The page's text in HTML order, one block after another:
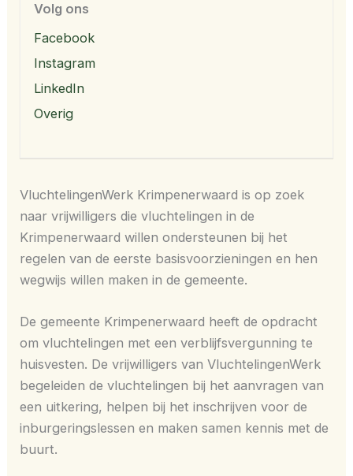
Volg ons
Facebook
Instagram
LinkedIn
Overig
VluchtelingenWerk Krimpenerwaard is op zoek
naar vrijwilligers die vluchtelingen in de
Krimpenerwaard willen ondersteunen bij het
regelen van de eerste basisvoorzieningen en hen
wegwijs willen maken in de gemeente.
De gemeente Krimpenerwaard heeft de opdracht
om vluchtelingen met een verblijfsvergunning te
huisvesten. De vrijwilligers van VluchtelingenWerk
begeleiden de vluchtelingen bij het aanvragen van
een uitkering, helpen bij het inschrijven voor de
inburgeringslessen en maken samen kennis met de
buurt.